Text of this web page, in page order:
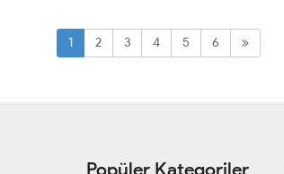
STD STD
1 2 3 4 5 6
Popüler Kategoriler